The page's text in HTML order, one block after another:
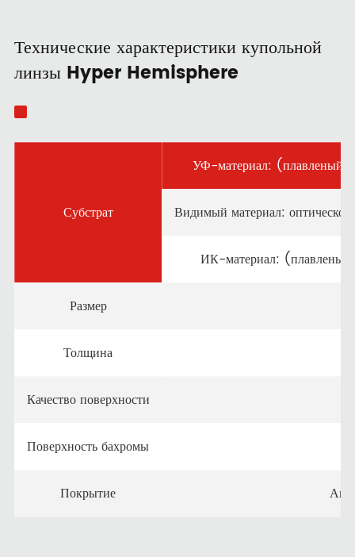
Технические характеристики купольной
линзы Hyper Hemisphere
Субстрат
УФ-материал: (плавленый
Видимый материал:
ИК-материал: (плавленый
Размер
Толщина
Качество поверхности
Поверхность бахромы
Покрытие